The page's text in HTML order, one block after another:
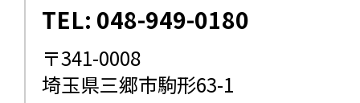
TEL: 048-949-0180
〒341-0008
埼玉県三郷市駒形63-1